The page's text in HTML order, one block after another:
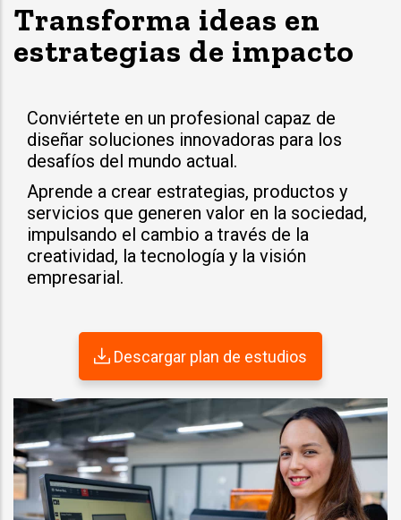
Transforma ideas en
estrategias de impacto
Conviértete en un profesional capaz de
diseñar soluciones innovadoras para los
desafíos del mundo actual.
Aprende a crear estrategias, productos y
servicios que generen valor en la sociedad,
impulsando el cambio a través de la
creatividad, la tecnología y la visión
empresarial.
Descargar plan de estudios